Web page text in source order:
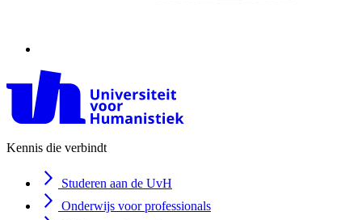
Kennis die verbindt
Studeren aan de UvH
Onderwijs voor professionals